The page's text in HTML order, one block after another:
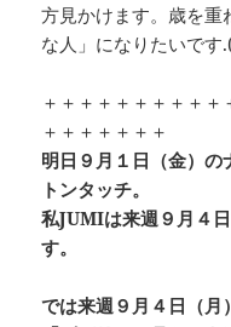
方見かけます。歳を
な人」になりたいです
＋＋＋＋＋＋＋＋＋
＋＋＋＋＋＋＋
明日９月１日（金）
トンタッチ。
私JUMIは来週９月４
す。
では来週９月４日（月